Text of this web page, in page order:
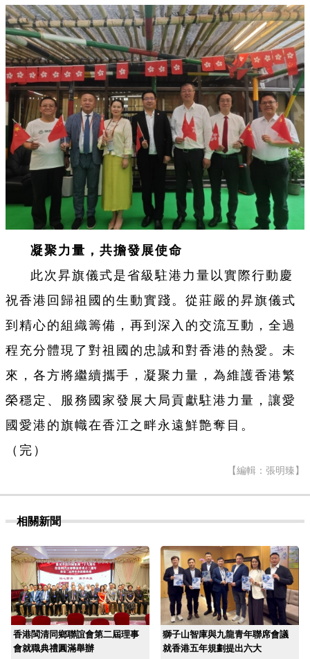
凝聚力量，共擔發展使命
此次昇旗儀式是省級駐港力量以實際行動慶
祝香港回歸祖國的生動實踐。從莊嚴的昇旗儀式
到精心的組織籌備，再到深入的交流互動，全過
程充分體現了對祖國的忠誠和對香港的熱愛。未
來，各方將繼續攜手，凝聚力量，為維護香港繁
榮穩定、服務國家發展大局貢獻駐港力量，讓愛
國愛港的旗幟在香江之畔永遠鮮艶奪目。
（完）
【編輯：張明臻】
相關新聞
香港閩清同鄉聯誼會第二屆理事
會就職典禮圓滿舉辦
獅子山智庫與九龍青年聯席會議
就香港五年規劃提出六大